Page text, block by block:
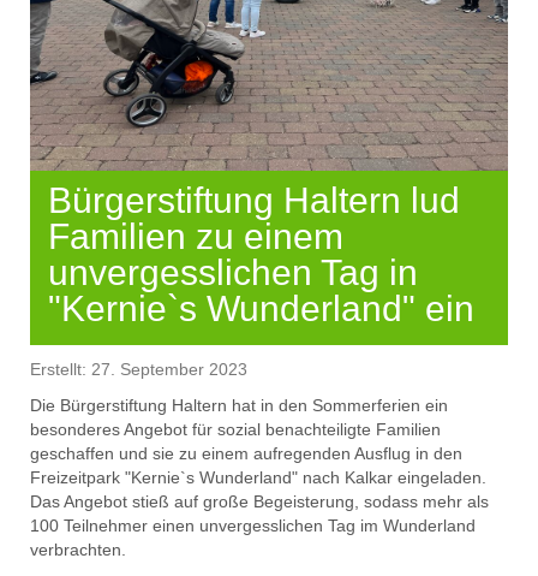
Bürgerstiftung Haltern lud
Familien zu einem
unvergesslichen Tag in
"Kernie`s Wunderland" ein
Erstellt: 27. September 2023
Die Bürgerstiftung Haltern hat in den Sommerferien ein
besonderes Angebot für sozial benachteiligte Familien
geschaffen und sie zu einem aufregenden Ausflug in den
Freizeitpark "Kernie`s Wunderland" nach Kalkar eingeladen.
Das Angebot stieß auf große Begeisterung, sodass mehr als
100 Teilnehmer einen unvergesslichen Tag im Wunderland
verbrachten.